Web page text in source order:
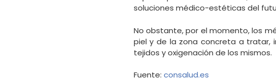
soluciones médico-estéticas del
No obstante, por el momento, los
piel y de la zona concreta a tratar,
tejidos y oxigenación de los mismos.
Fuente: consalud.es